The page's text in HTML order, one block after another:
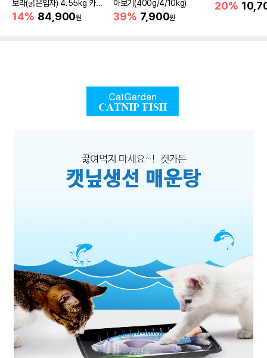
보라(굵은입자) 4.55kg 카사
바모래
14% 84,900원
아보기(400g/4/10kg)
39% 7,900원
20%